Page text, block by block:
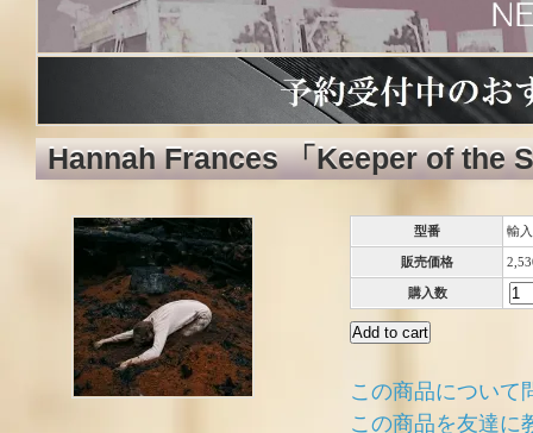
Hannah Frances 「Keeper of the
型番 輸
販売価格
購入数
この商品について
この商品を友達に